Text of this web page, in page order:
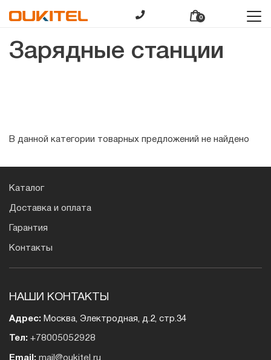
0
Зарядные станции
В данной категории товарных предложений не найдено
Каталог
Доставка и оплата
Гарантия
Контакты
НАШИ КОНТАКТЫ
Адрес: Москва, Электродная, д.2, стр.34
Тел: +78005052928
Email: mail@oukitel.ru